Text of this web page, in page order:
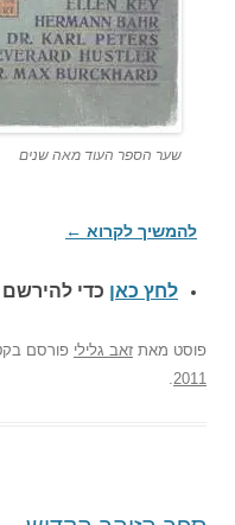
שער הספר העוד מאה שנים
להמשיך לקרוא←
לחץ כאן כדי להירשם כ
פוסטמאתזאב גליליפורסם
2011
.